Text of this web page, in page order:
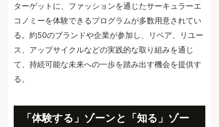
ターゲットに、ファッションを通じたサーキュラーエ
コノミーを体験できるプログラムが多数用意されてい
る。約50のブランドや企業が参加し、リペア、リユー
ス、アップサイクルなどの実践的な取り組みを通じ
て、持続可能な未来への一歩を踏み出す機会を提供す
る。
「体験する」ゾーンと「知る」ゾー